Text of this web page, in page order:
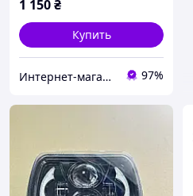
1 150₴
Купить
Интернет-магазин "KrazAuto" 97%